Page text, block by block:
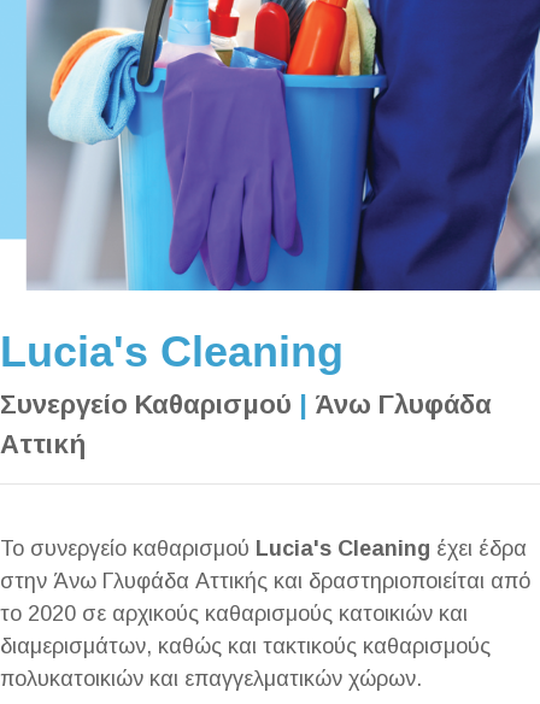
Lucia's Cleaning
Συνεργείο Καθαρισμού | Άνω Γλυφάδα
Αττική
Το συνεργείο καθαρισμού Lucia's Cleaning έχει έδρα
στην Άνω Γλυφάδα Αττικής και δραστηριοποιείται από
το 2020 σε αρχικούς καθαρισμούς κατοικιών και
διαμερισμάτων, καθώς και τακτικούς καθαρισμούς
πολυκατοικιών και επαγγελματικών χώρων.